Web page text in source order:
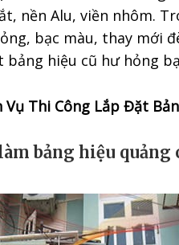
nền Alu, viền nhôm.
bạc màu, thay mới
bảng hiệu cũ hư hỏng
Vụ Thi Công Lắp Đặt
bảng hiệu